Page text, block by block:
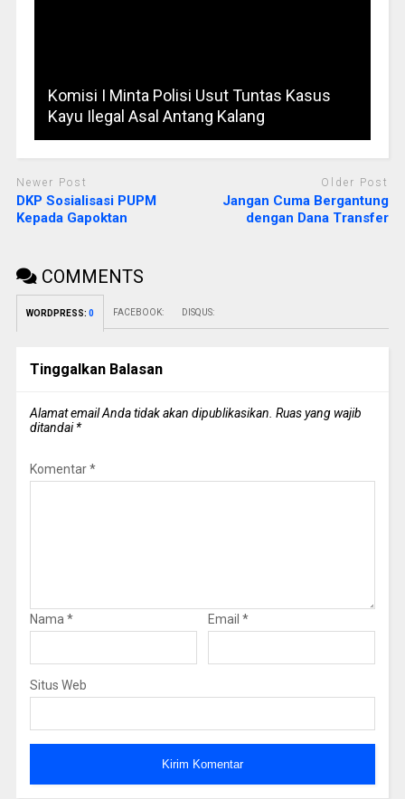
Komisi I Minta Polisi Usut Tuntas Kasus
Kayu Ilegal Asal Antang Kalang
Newer Post
DKP Sosialisasi PUPM
Kepada Gapoktan
Older Post
Jangan Cuma Bergantung
dengan Dana Transfer
COMMENTS
WORDPRESS: 0 FACEBOOK: DISQUS:
Tinggalkan Balasan
Alamat email Anda tidak akan dipublikasikan. Ruas yang wajib
ditandai*
Komentar*
Nama* Email *
Situs Web